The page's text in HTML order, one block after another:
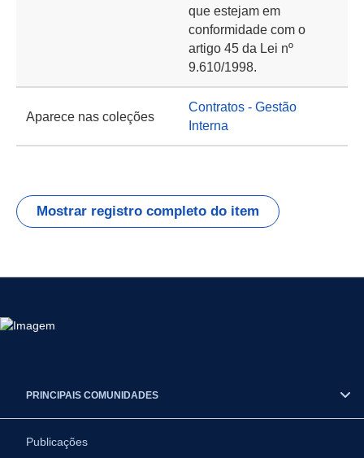
que estejam em
conformidade com o
artigo 45 da Lei nº
9.610/1998.
Aparece nas coleções
Contratos - Gestão
Interna
Mostrar registro completo do item
PRINCIPAIS COMUNIDADES
Publicações